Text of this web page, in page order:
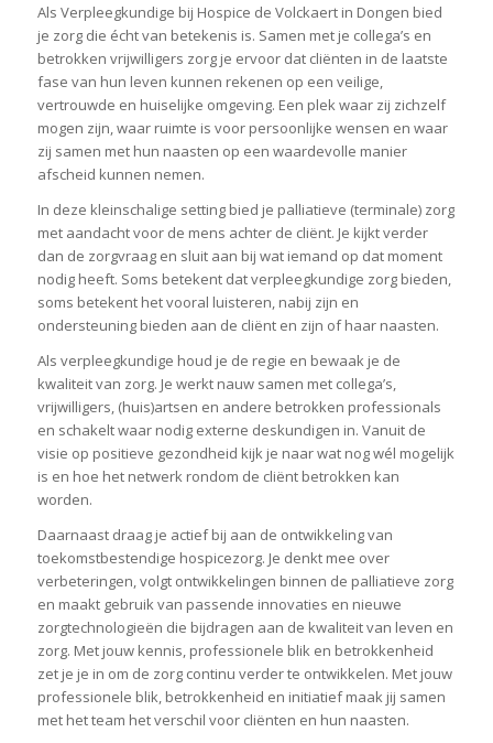
Als Verpleegkundige bij Hospice de Volckaert in Dongen bied
je zorg die écht van betekenis is. Samen met je collega’s en
betrokken vrijwilligers zorg je ervoor dat cliënten in de laatste
fase van hun leven kunnen rekenen op een veilige,
vertrouwde en huiselijke omgeving. Een plek waar zij zichzelf
mogen zijn, waar ruimte is voor persoonlijke wensen en waar
zij samen met hun naasten op een waardevolle manier
afscheid kunnen nemen.
In deze kleinschalige setting bied je palliatieve (terminale) zorg
met aandacht voor de mens achter de cliënt. Je kijkt verder
dan de zorgvraag en sluit aan bij wat iemand op dat moment
nodig heeft. Soms betekent dat verpleegkundige zorg bieden,
soms betekent het vooral luisteren, nabij zijn en
ondersteuning bieden aan de cliënt en zijn of haar naasten.
Als verpleegkundige houd je de regie en bewaak je de
kwaliteit van zorg. Je werkt nauw samen met collega’s,
vrijwilligers, (huis)artsen en andere betrokken professionals
en schakelt waar nodig externe deskundigen in. Vanuit de
visie op positieve gezondheid kijk je naar wat nog wél mogelijk
is en hoe het netwerk rondom de cliënt betrokken kan
worden.
Daarnaast draag je actief bij aan de ontwikkeling van
toekomstbestendige hospicezorg. Je denkt mee over
verbeteringen, volgt ontwikkelingen binnen de palliatieve zorg
en maakt gebruik van passende innovaties en nieuwe
zorgtechnologieën die bijdragen aan de kwaliteit van leven en
zorg. Met jouw kennis, professionele blik en betrokkenheid
zet je je in om de zorg continu verder te ontwikkelen. Met jouw
professionele blik, betrokkenheid en initiatief maak jij samen
met het team het verschil voor cliënten en hun naasten.